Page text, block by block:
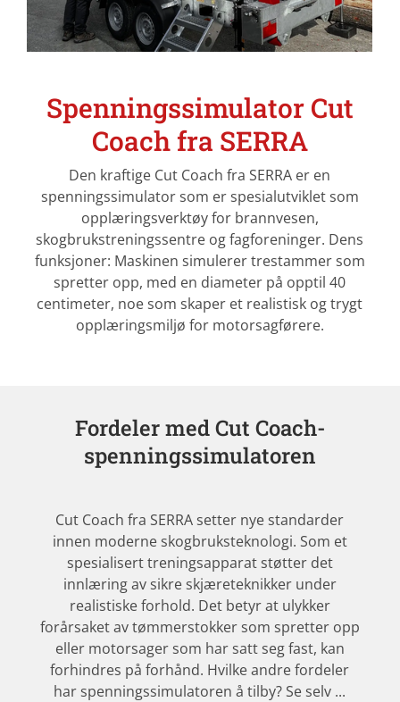
Spenningssimulator Cut
Coach fra SERRA
Den kraftige Cut Coach fra SERRA er en
spenningssimulator som er spesialutviklet som
opplæringsverktøy for brannvesen,
skogbrukstreningssentre og fagforeninger. Dens
funksjoner: Maskinen simulerer trestammer som
spretter opp, med en diameter på opptil 40
centimeter, noe som skaper et realistisk og trygt
opplæringsmiljø for motorsagførere.
Fordeler med Cut Coach-
spenningssimulatoren
Cut Coach fra SERRA setter nye standarder
innen moderne skogbruksteknologi. Som et
spesialisert treningsapparat støtter det
innlæring av sikre skjæreteknikker under
realistiske forhold. Det betyr at ulykker
forårsaket av tømmerstokker som spretter opp
eller motorsager som har satt seg fast, kan
forhindres på forhånd. Hvilke andre fordeler
har spenningssimulatoren å tilby? Se selv ...